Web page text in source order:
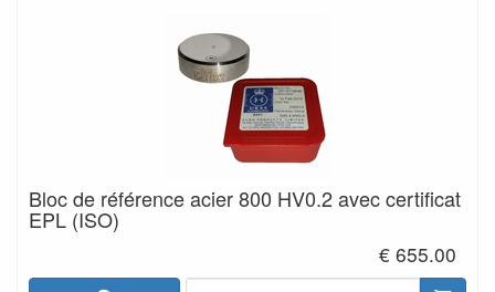
Bloc de référence acier 800 HV0.2 avec certificat
EPL (ISO)
€ 655.00